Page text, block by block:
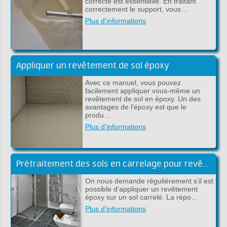
correctement le support, vous…
Plus d'informations
Appliquer un revêtement de sol époxy
Avec ce manuel, vous pouvez
facilement appliquer vous-même un
revêtement de sol en époxy. Un des
avantages de l'époxy est que le
produ…
Plus d'informations
Prétraitement des sols en carrelage pour revêtement époxy
On nous demande régulièrement s’il est
possible d’appliquer un revêtement
époxy sur un sol carrelé. La répo…
Plus d'informations